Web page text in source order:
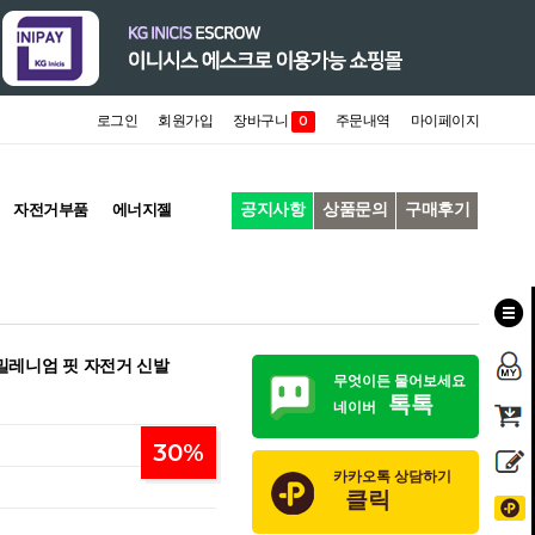
로그인 회원가입 장바구니 0 주문내역 마이페이지
자전거부품 에너지젤 공지사항 상품문의 구매후기
레니엄 핏 자전거 신발
30%
무엇이든 물어보세요
네이버
톡톡
카카오톡 상담하기
클릭